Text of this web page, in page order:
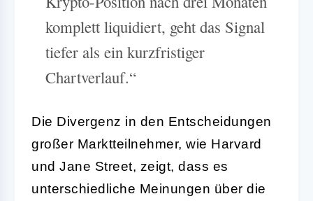
komplett liquidiert, geht das Signal
tiefer als ein kurzfristiger
Chartverlauf.“
Die Divergenz in den Entscheidungen
großer Marktteilnehmer, wie Harvard
und Jane Street, zeigt, dass es
unterschiedliche Meinungen über die